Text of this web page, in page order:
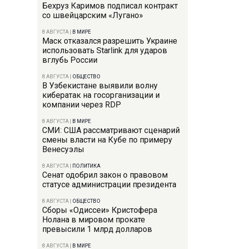
Бехруз Каримов подписал контракт
со швейцарским «Лугано»
8 АВГУСТА В МИРЕ
Маск отказался разрешить Украине
использовать Starlink для ударов
вглубь России
8 АВГУСТА ОБЩЕСТВО
В Узбекистане выявили волну
кибератак на госорганизации и
компании через RDP
8 АВГУСТА В МИРЕ
СМИ: США рассматривают сценарий
смены власти на Кубе по примеру
Венесуэлы
8 АВГУСТА ПОЛИТИКА
Сенат одобрил закон о правовом
статусе администрации президента
8 АВГУСТА ОБЩЕСТВО
Сборы «Одиссеи» Кристофера
Нолана в мировом прокате
превысили 1 млрд долларов
8 АВГУСТА В МИРЕ